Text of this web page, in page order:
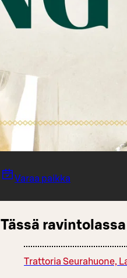
Varaa paikka
Tässä ravintolassa
Trattoria Seurahuone,